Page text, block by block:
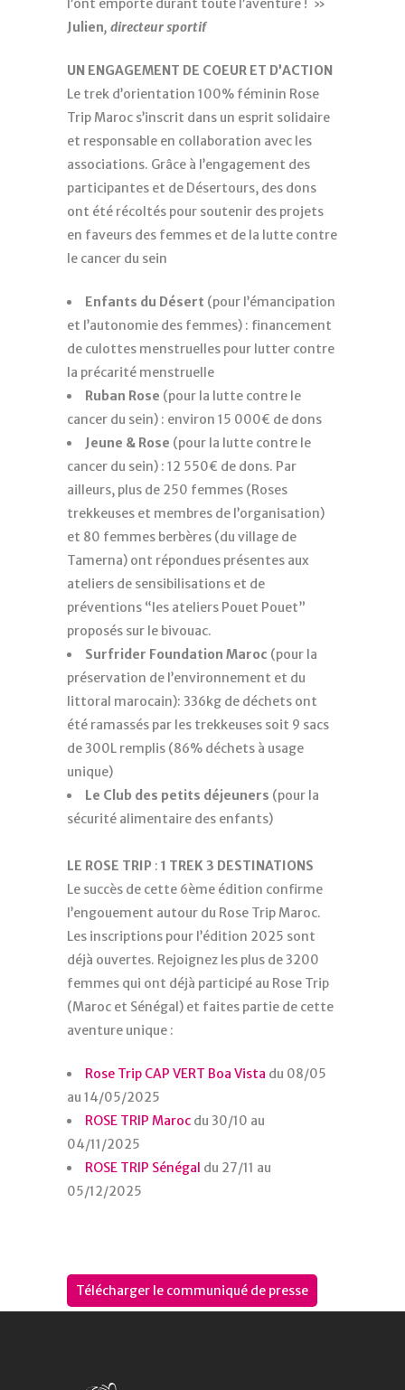
l’ont emporté durant toute l’aventure ! »
Julien, directeur sportif
UN ENGAGEMENT DE COEUR ET D’ACTION
Le trek d’orientation 100% féminin Rose
Trip Maroc s’inscrit dans un esprit solidaire
et responsable en collaboration avec les
associations. Grâce à l’engagement des
participantes et de Désertours, des dons
ont été récoltés pour soutenir des projets
en faveurs des femmes et de la lutte contre
le cancer du sein
Enfants du Désert (pour l’émancipation
et l’autonomie des femmes) : financement
de culottes menstruelles pour lutter contre
la précarité menstruelle
Ruban Rose (pour la lutte contre le
cancer du sein) : environ 15 000€ de dons
Jeune & Rose (pour la lutte contre le
cancer du sein) : 12 550€ de dons. Par
ailleurs, plus de 250 femmes (Roses
trekkeuses et membres de l’organisation)
et 80 femmes berbères (du village de
Tamerna) ont répondues présentes aux
ateliers de sensibilisations et de
préventions “les ateliers Pouet Pouet”
proposés sur le bivouac.
Surfrider Foundation Maroc (pour la
préservation de l’environnement et du
littoral marocain): 336kg de déchets ont
été ramassés par les trekkeuses soit 9 sacs
de 300L remplis (86% déchets à usage
unique)
Le Club des petits déjeuners (pour la
sécurité alimentaire des enfants)
LE ROSE TRIP : 1 TREK 3 DESTINATIONS
Le succès de cette 6ème édition confirme
l’engouement autour du Rose Trip Maroc.
Les inscriptions pour l’édition 2025 sont
déjà ouvertes. Rejoignez les plus de 3200
femmes qui ont déjà participé au Rose Trip
(Maroc et Sénégal) et faites partie de cette
aventure unique :
Rose Trip CAP VERT Boa Vista du 08/05
au 14/05/2025
ROSE TRIP Maroc du 30/10 au
04/11/2025
ROSE TRIP Sénégal du 27/11 au
05/12/2025
Télécharger le communiqué de presse